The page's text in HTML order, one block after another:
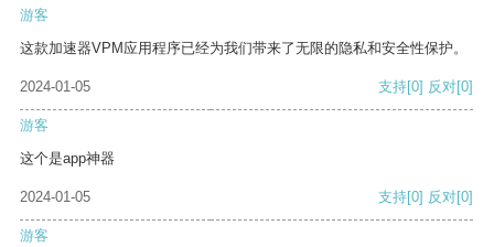
游客
这款加速器VPM应用程序已经为我们带来了无限的隐私和安全性保护。
2024-01-05 支持[0] 反对[0]
游客
这个是app神器
2024-01-05 支持[0] 反对[0]
游客